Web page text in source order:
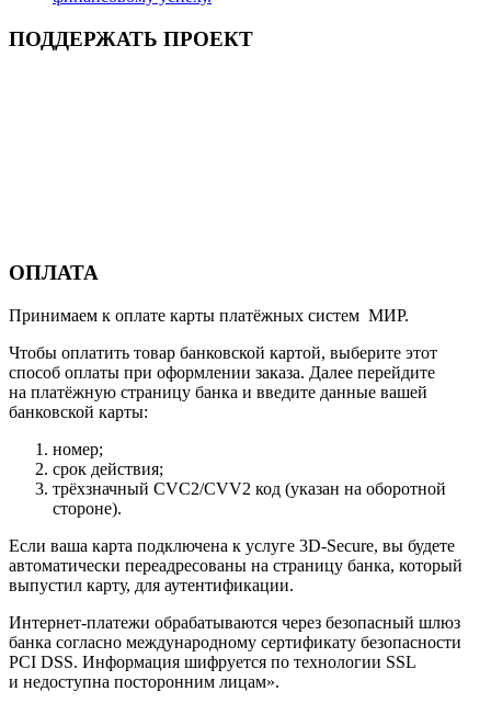
ПОДДЕРЖАТЬ ПРОЕКТ
ОПЛАТА
Принимаем к оплате карты платёжных систем МИР.
Чтобы оплатить товар банковской картой, выберите этот
способ оплаты при оформлении заказа. Далее перейдите
на платёжную страницу банка и введите данные вашей
банковской карты:
номер;
срок действия;
трёхзначный CVC2/CVV2 код (указан на оборотной
стороне).
Если ваша карта подключена к услуге 3D-Secure, вы будете
автоматически переадресованы на страницу банка, который
выпустил карту, для аутентификации.
Интернет-платежи обрабатываются через безопасный шлюз
банка согласно международному сертификату безопасности
PCI DSS. Информация шифруется по технологии SSL
и недоступна посторонним лицам».